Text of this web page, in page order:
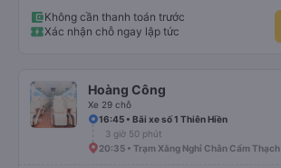
Không cần thanh toán trước
Xác nhận chỗ ngay lập tức
Hoàng Công
Xe 29 chỗ
16:45 • Bãi xe số 1 Thiên Hiền
3 giờ 50 phút
20:35 • Trạm Xăng Nghỉ Chân Cẩm Thạch